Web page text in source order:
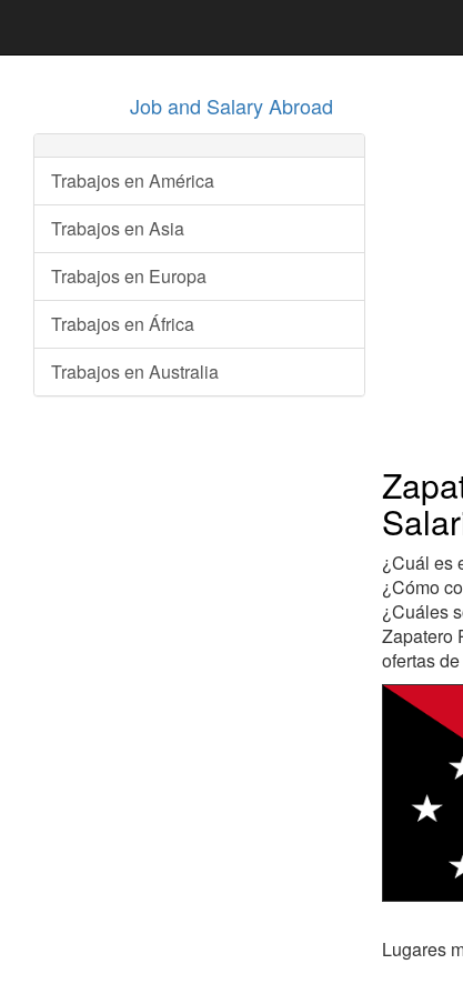
Job and Salary Abroad
Trabajos en América
Trabajos en Asia
Trabajos en Europa
Trabajos en África
Trabajos en Australia
¿Cuál es
¿Cómo
¿Cuáles
Zapatero
ofertas
Lugares